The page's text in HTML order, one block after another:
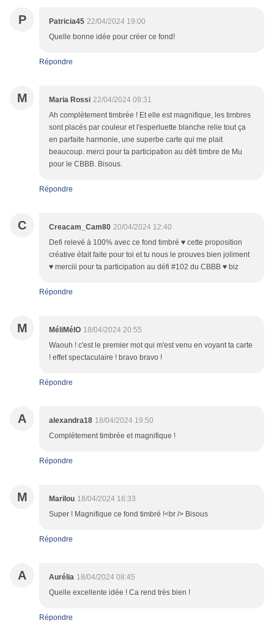
P Patricia45 22/04/2024 19:00
Quelle bonne idée pour créer ce fond!
Répondre
M Maria Rossi 22/04/2024 09:31
Ah complètement timbrée ! Et elle est magnifique, les timbres
sont placés par couleur et l'esperluette blanche relie tout ça
en parfaite harmonie, une superbe carte qui me plait
beaucoup. merci pour ta participation au défi timbre de Mu
pour le CBBB. Bisous.
Répondre
C Creacam_Cam80 20/04/2024 12:40
Defi relevé à 100% avec ce fond timbré ♥ cette proposition
créative était faite pour toi et tu nous le prouves bien joliment
♥ merciii pour ta participation au défi #102 du CBBB ♥ biz
Répondre
M MéliMélO 18/04/2024 20:55
Waouh ! c'est le premier mot qui m'est venu en voyant ta carte
! effet spectaculaire ! bravo bravo !
Répondre
A alexandra18 18/04/2024 19:50
Complètement timbrée et magnifique !
Répondre
M Marilou 18/04/2024 16:33
Super ! Magnifique ce fond timbré !<br /> Bisous
Répondre
A Aurélia 18/04/2024 08:45
Quelle excellente idée ! Ca rend très bien !
Répondre